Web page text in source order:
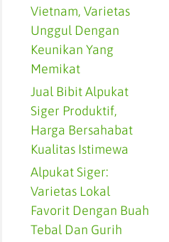
Vietnam, Varietas
Unggul Dengan
Keunikan Yang
Memikat
Jual Bibit Alpukat
Siger Produktif,
Harga Bersahabat
Kualitas Istimewa
Alpukat Siger:
Varietas Lokal
Favorit Dengan Buah
Tebal Dan Gurih